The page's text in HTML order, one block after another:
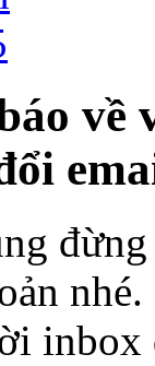
về
nhé.
inbox